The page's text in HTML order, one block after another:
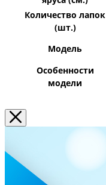
Количество лапок
(шт.)
Модель
Особенности
модели